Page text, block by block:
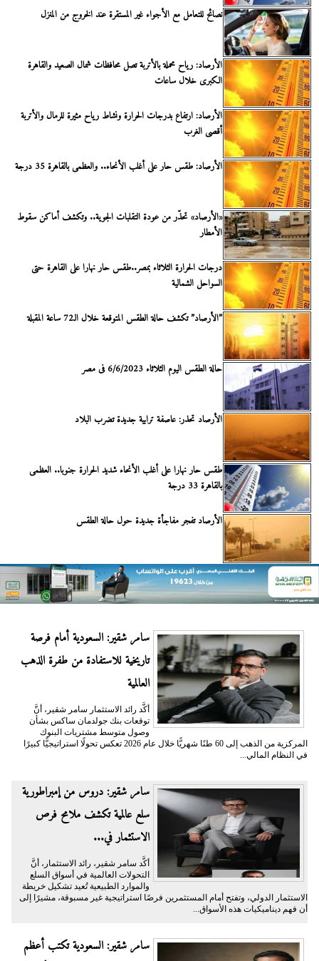
نصائح للتعامل مع الأجواء غير المستقرة عند الخروج من المنزل
الأرصاد: رياح محملة بالأتربة تصل محافظات شمال الصعيد والقاهرة
الكبرى خلال ساعات
الأرصاد: ارتفاع بدرجات الحرارة ونشاط رياح مثيرة للرمال والأتربة
أقصى الغرب
الأرصاد: طقس حار على أغلب الأنحاء.. والعظمى بالقاهرة 35 درجة
«الأرصاد» تحذّر من عودة التقلبات الجوية.. وتكشف أماكن سقوط
الأمطار
درجات الحرارة الثلاثاء بمصر..طقس حار نهارا على القاهرة حتى
السواحل الشمالية
”الأرصاد” تكشف حالة الطقس المتوقعة خلال الـ72 ساعة المقبلة
حالة الطقس اليوم الثلاثاء 6/6/2023 فى مصر
الأرصاد تحذر: عاصفة ترابية جديدة تضرب البلاد
طقس حار نهارا على أغلب الأنحاء شديد الحرارة جنوبا.. العظمى
بالقاهرة 33 درجة
الأرصاد تفجر مفاجأة جديدة حول حالة الطقس
سامر شقير: السعودية أمام فرصة
تاريخية للاستفادة من طفرة الذهب
العالمية
أكَّد رائد الاستثمار سامر شقير، أنَّ
توقعات بنك جولدمان ساكس بشأن
وصول متوسط مشتريات البنوك
المركزية من الذهب إلى 60 طنًا شهريًّا خلال عام 2026 تعكس تحولًا استراتيجيًّا كبيرًا
في النظام المالي...
سامر شقير: دروس من إمبراطورية
سلع عالمية تكشف ملامح فرص
الاستثمار في...
أكَّد سامر شقير، رائد الاستثمار، أنَّ
التحولات العالمية في أسواق السلع
والموارد الطبيعية تُعيد تشكيل خريطة
الاستثمار الدولي، وتفتح أمام المستثمرين فرصًا استراتيجية غير مسبوقة، مشيرًا إلى
أن فهم ديناميكيات هذه الأسواق...
سامر شقير: السعودية تكتب أعظم